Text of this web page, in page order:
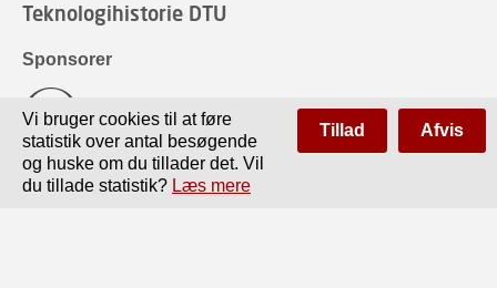
Teknologihistorie DTU
Sponsorer
Vi bruger cookies til at føre
statistik over antal besøgende
og huske om du tillader det. Vil
du tillade statistik? Læs mere
Tillad Afvis